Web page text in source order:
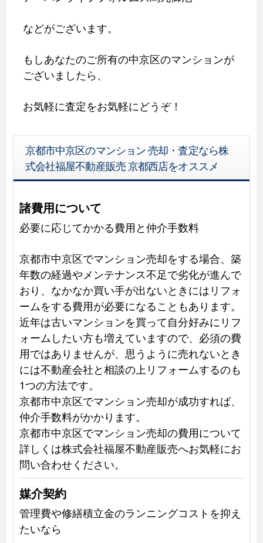
などがございます。
もしあなたのご所有の中京区のマンションが
ございましたら、
お気軽に査定をお気軽にどうぞ！
京都市中京区のマンション 売却・査定なら株
式会社福屋不動産販売 京都西店をオススメ
諸費用について
必要に応じてかかる費用と仲介手数料
京都市中京区でマンション売却をする場合、築
年数の経過やメンテナンス不足で劣化が進んで
おり、なかなか買い手が出ないときにはリフォ
ームをする費用が必要になることもあります。
近年は古いマンションを買って自分好みにリフ
ォームしたい方も増えていますので、必須の費
用ではありませんが、思うように売れないとき
には不動産会社と相談の上リフォームするのも
1つの方法です。
京都市中京区でマンション売却が成功すれば、
仲介手数料がかかります。
京都市中京区でマンション売却の費用について
詳しくは株式会社福屋不動産販売へお気軽にお
問い合わせください。
媒介契約
管理費や修繕積立金のランニングコストを抑え
たいなら